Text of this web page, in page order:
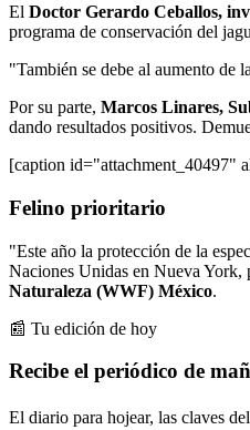
El Doctor Gerardo Ceballos,
programa de conservación del
"También se debe al aumento de
Por su parte, Marcos Linares,
dando resultados positivos.
[caption
Felino prioritario
"Este año la protección de la
Naciones Unidas en Nueva York,
Naturaleza (WWF) México.
📰 Tu edición de hoy
Recibe el periódico de
El diario para hojear, las claves